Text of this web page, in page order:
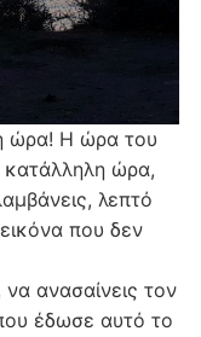
ώρα! Η ώρα του
κατάλληλη ώρα,
λεπτό
που δεν
ανασαίνεις τον
έδωσε αυτό το